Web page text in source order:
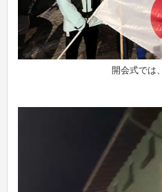
開会式では